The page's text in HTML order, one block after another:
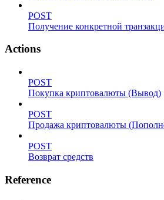
POST
Получение конкретной
Actions
POST
Покупка криптовалюты (Вывод)
POST
Продажа криптовалюты
POST
Возврат средств
Reference